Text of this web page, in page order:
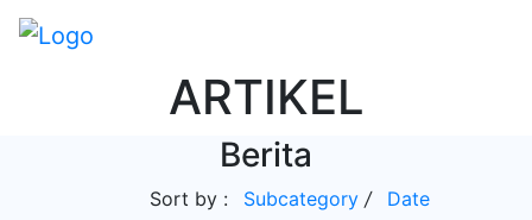
ARTIKEL
Berita
Sort by : Subcategory / Date